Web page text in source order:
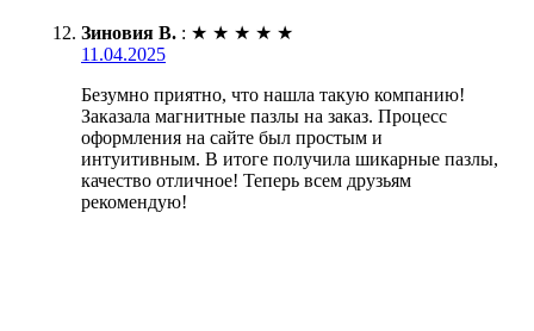
Зиновия В. : ★ ★ ★ ★ ★
11.04.2025
Безумно приятно, что нашла такую компанию!
Заказала магнитные пазлы на заказ. Процесс
оформления на сайте был простым и
интуитивным. В итоге получила шикарные пазлы,
качество отличное! Теперь всем друзьям
рекомендую!